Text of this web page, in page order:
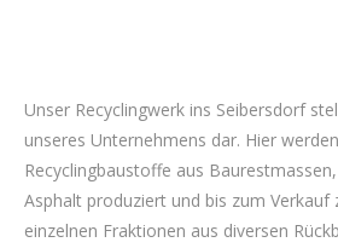
Unser Recyclingwerk ins Seibersdorf
unseres Unternehmens dar. Hier
Recyclingbaustoffe aus
Asphalt produziert und bis zum Verkauf
einzelnen Fraktionen aus diversen